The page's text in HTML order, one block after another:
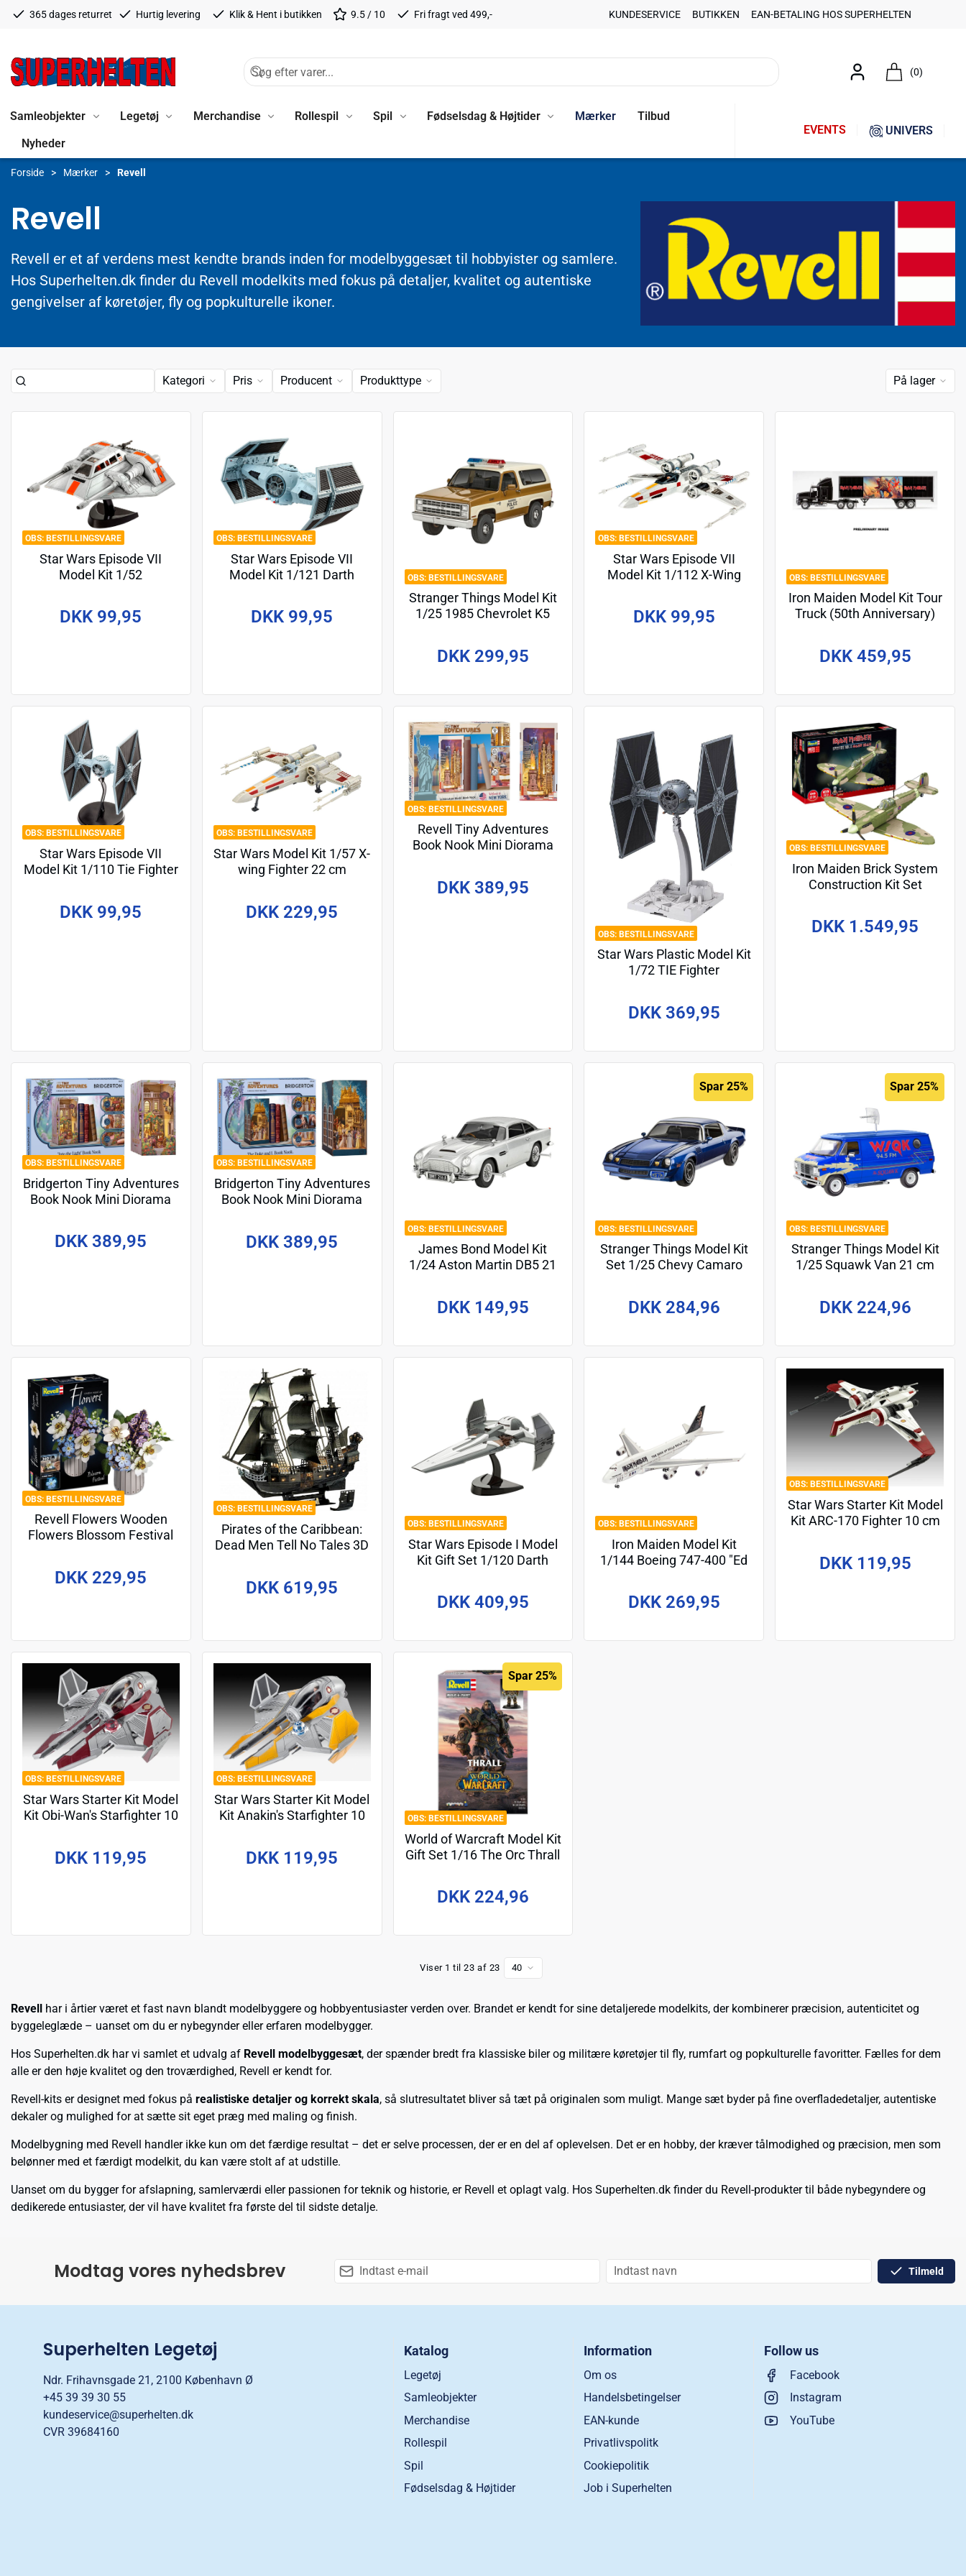
365 dages returret Hurtig levering Klik & Hent i butikken 9.5 / 10 Fri fragt ved 499,- KUNDESERVICE BUTIKKEN EAN-BETALING HOS SUPERHELTEN
(0)
Samleobjekter Legetøj Merchandise Rollespil Spil Fødselsdag & Højtider Mærker
Tilbud
Nyheder
EVENTS UNIVERS
Forside Mærker Revell
Revell
Revell er et af verdens mest kendte brands inden for modelbyggesæt til hobbyister og samlere.
Hos Superhelten.dk finder du Revell modelkits med fokus på detaljer, kvalitet og autentiske
gengivelser af køretøjer, fly og popkulturelle ikoner.
Kategori Pris Producent Produkttype På lager
BESTILLINGSVARE
Star Wars Episode VII
Model Kit 1/52
DKK 99,95
BESTILLINGSVARE
Star Wars Episode VII
Model Kit 1/121 Darth
DKK 99,95
BESTILLINGSVARE
Stranger Things Model Kit
1/25 1985 Chevrolet K5
DKK 299,95
BESTILLINGSVARE
Star Wars Episode VII
Model Kit 1/112 X-Wing
DKK 99,95
BESTILLINGSVARE
Iron Maiden Model Kit Tour
Truck (50th Anniversary)
DKK 459,95
BESTILLINGSVARE
Star Wars Episode VII
Model Kit 1/110 Tie Fighter
DKK 99,95
BESTILLINGSVARE
Star Wars Model Kit 1/57 X-
wing Fighter 22 cm
DKK 229,95
BESTILLINGSVARE
Revell Tiny Adventures
Book Nook Mini Diorama
DKK 389,95
BESTILLINGSVARE
Star Wars Plastic Model Kit
1/72 TIE Fighter
DKK 369,95
BESTILLINGSVARE
Iron Maiden Brick System
Construction Kit Set
DKK 1.549,95
BESTILLINGSVARE
Bridgerton Tiny Adventures
Book Nook Mini Diorama
DKK 389,95
BESTILLINGSVARE
Bridgerton Tiny Adventures
Book Nook Mini Diorama
DKK 389,95
BESTILLINGSVARE
James Bond Model Kit
1/24 Aston Martin DB5 21
DKK 149,95
BESTILLINGSVARE
Spar 25%
Stranger Things Model Kit
Set 1/25 Chevy Camaro
DKK 284,96
BESTILLINGSVARE
Spar 25%
Stranger Things Model Kit
1/25 Squawk Van 21 cm
DKK 224,96
BESTILLINGSVARE
Revell Flowers Wooden
Flowers Blossom Festival
DKK 229,95
BESTILLINGSVARE
Pirates of the Caribbean:
Dead Men Tell No Tales 3D
DKK 619,95
BESTILLINGSVARE
Star Wars Episode I Model
Kit Gift Set 1/120 Darth
DKK 409,95
BESTILLINGSVARE
Iron Maiden Model Kit
1/144 Boeing 747-400 "Ed
DKK 269,95
BESTILLINGSVARE
Star Wars Starter Kit Model
Kit ARC-170 Fighter 10 cm
DKK 119,95
BESTILLINGSVARE
Star Wars Starter Kit Model
Kit Obi-Wan's Starfighter 10
DKK 119,95
BESTILLINGSVARE
Star Wars Starter Kit Model
Kit Anakin's Starfighter 10
DKK 119,95
BESTILLINGSVARE
Spar 25%
World of Warcraft Model Kit
Gift Set 1/16 The Orc Thrall
DKK 224,96
Viser 1 til 23 af 23 40
Revell har i årtier været et fast navn blandt modelbyggere og hobbyentusiaster verden over. Brandet er kendt for sine detaljerede modelkits, der kombinerer præcision, autenticitet og
byggeleglæde – uanset om du er nybegynder eller erfaren modelbygger.
Hos Superhelten.dk har vi samlet et udvalg af Revell modelbyggesæt, der spænder bredt fra klassiske biler og militære køretøjer til fly, rumfart og popkulturelle favoritter. Fælles for dem
alle er den høje kvalitet og den troværdighed, Revell er kendt for.
Revell-kits er designet med fokus på realistiske detaljer og korrekt skala, så slutresultatet bliver så tæt på originalen som muligt. Mange sæt byder på fine overfladedetaljer, autentiske
dekaler og mulighed for at sætte sit eget præg med maling og finish.
Modelbygning med Revell handler ikke kun om det færdige resultat – det er selve processen, der er en del af oplevelsen. Det er en hobby, der kræver tålmodighed og præcision, men som
belønner med et færdigt modelkit, du kan være stolt af at udstille.
Uanset om du bygger for afslapning, samlerværdi eller passionen for teknik og historie, er Revell et oplagt valg. Hos Superhelten.dk finder du Revell-produkter til både nybegyndere og
dedikerede entusiaster, der vil have kvalitet fra første del til sidste detalje.
Modtag vores nyhedsbrev Tilmeld
Superhelten Legetøj
Ndr. Frihavnsgade 21, 2100 København Ø
+45 39 39 30 55
kundeservice@superhelten.dk
CVR 39684160
Katalog
Legetøj
Samleobjekter
Merchandise
Rollespil
Spil
Fødselsdag & Højtider
Information
Om os
Handelsbetingelser
EAN-kunde
Privatlivspolitk
Cookiepolitik
Job i Superhelten
Follow us
Facebook
Instagram
YouTube